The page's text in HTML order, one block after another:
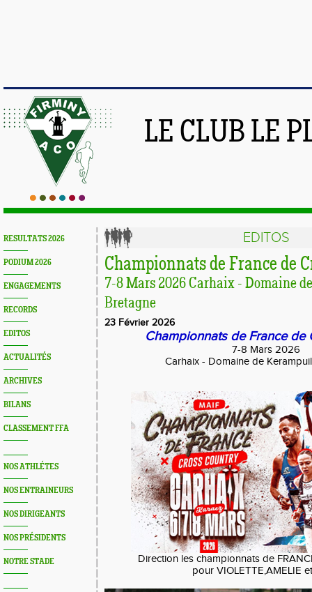
LE CLUB LE
RESULTATS 2026
PODIUM 2026
ENGAGEMENTS
RECORDS
EDITOS
ACTUALITÉS
ARCHIVES
BILANS
CLASSEMENT FFA
NOS ATHLÉTES
NOS ENTRAINEURS
NOS DIRIGEANTS
NOS PRÉSIDENTS
NOTRE STADE
EDITOS
Championnats de France de
7-8 Mars 2026 Carhaix - Domaine
Bretagne
23 Février 2026
Championnats de France de
7-8 Mars 2026
Carhaix - Domaine de
Direction les championnats de
pour VIOLETTE,AMELIE